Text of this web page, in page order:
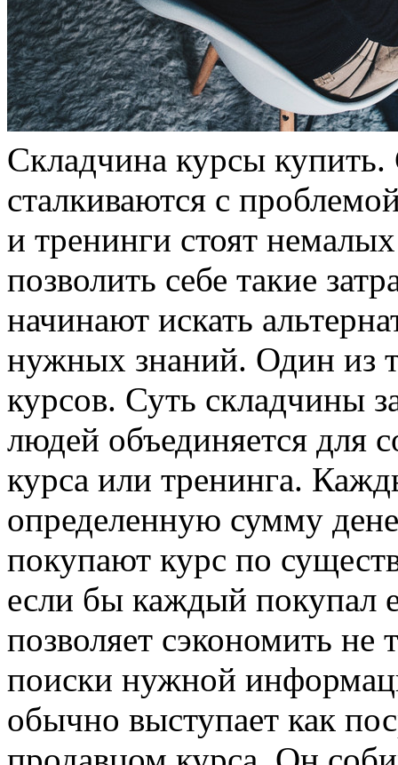
Склaдчинa курсы
сталкиваются с
и тренинги стоят
позволить себе такие
начинают искать
нужных знаний. Один из
курсов. Суть складчины
людей объединяется для
курса или тренинга.
определенную сумму
покупают курс по
если бы каждый покупал
позволяет сэкономить не
поиски нужной
обычно выступает как